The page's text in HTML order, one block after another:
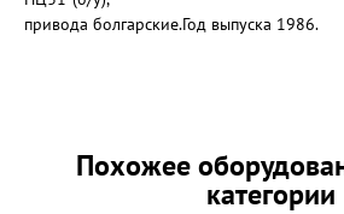
привода болгарские.Год выпуска 1986.
Похожее
категории